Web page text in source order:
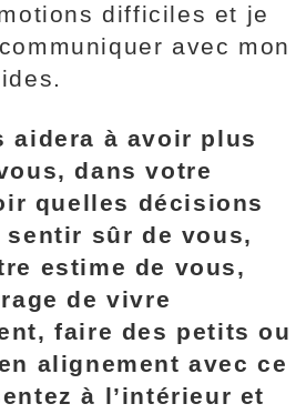
difficiles et je
avec mon
aidera à avoir plus
dans votre
quelles décisions
sentir sûr de vous,
estime de vous,
de vivre
faire des petits ou
alignement avec ce
à l’intérieur et